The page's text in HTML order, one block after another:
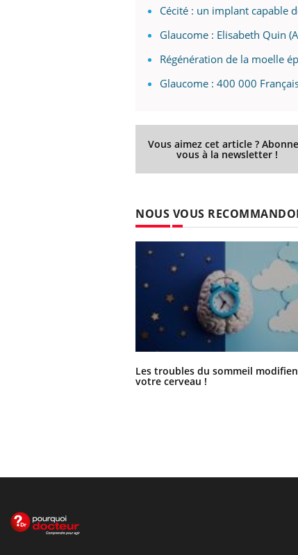
Cécité : un implant capable
Glaucome : Elisabeth Quin
Régénération de la moelle
Glaucome : 400 000
Vous aimez cet article ?
vous à la newsletter !
NOUS VOUS
Les troubles du sommeil
votre cerveau !